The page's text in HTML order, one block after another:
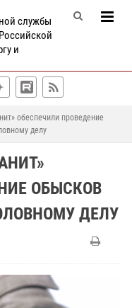
службы
и
обеспечили проведение
делу
ОБЫСКОВ
ДЕЛУ